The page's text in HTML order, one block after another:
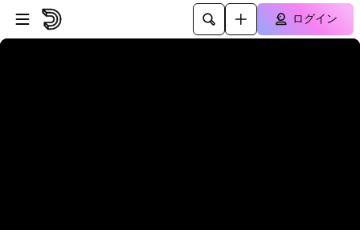
プレイヤーにスキップ
メインコンテンツにスキップ
ログイン